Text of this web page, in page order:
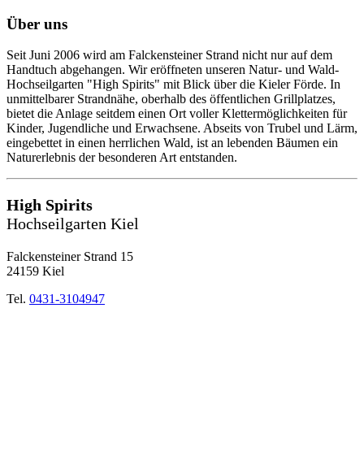
Über uns
Seit Juni 2006 wird am Falckensteiner Strand nicht nur auf dem
Handtuch abgehangen. Wir eröffneten unseren Natur- und Wald-
Hochseilgarten "High Spirits" mit Blick über die Kieler Förde. In
unmittelbarer Strandnähe, oberhalb des öffentlichen Grillplatzes,
bietet die Anlage seitdem einen Ort voller Klettermöglichkeiten für
Kinder, Jugendliche und Erwachsene. Abseits von Trubel und Lärm,
eingebettet in einen herrlichen Wald, ist an lebenden Bäumen ein
Naturerlebnis der besonderen Art entstanden.
High Spirits
Hochseilgarten Kiel
Falckensteiner Strand 15
24159 Kiel
Tel. 0431-3104947